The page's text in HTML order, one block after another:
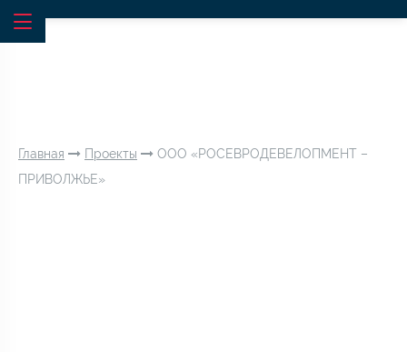
Главная Проекты
ООО «РОСЕВРОДЕВЕЛОПМЕНТ –
ПРИВОЛЖЬЕ»